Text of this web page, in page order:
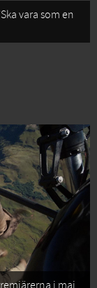
vara som en
i maj